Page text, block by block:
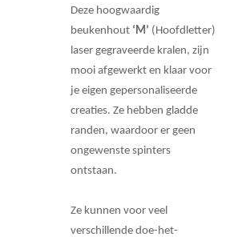
Deze hoogwaardig
beukenhout ‘M’ (Hoofdletter)
laser gegraveerde kralen, zijn
mooi afgewerkt en klaar voor
je eigen gepersonaliseerde
creaties. Ze hebben gladde
randen, waardoor er geen
ongewenste spinters
ontstaan.
Ze kunnen voor veel
verschillende doe-het-